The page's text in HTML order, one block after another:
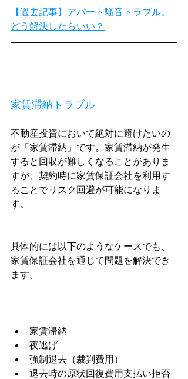
【過去記事】アパート騒音トラブル。
どう解決したらいい？
家賃滞納トラブル
不動産投資において絶対に避けたいの
が「家賃滞納」です。家賃滞納が発生
すると回収が難しくなることがありま
すが、契約時に家賃保証会社を利用す
ることでリスク回避が可能になりま
す。
具体的には以下のようなケースでも、
家賃保証会社を通じて問題を解決でき
ます。
家賃滞納
夜逃げ
強制退去（裁判費用）
退去時の原状回復費用支払い拒否